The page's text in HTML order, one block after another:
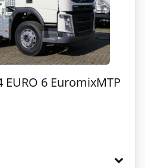
EURO 6 EuromixMTP